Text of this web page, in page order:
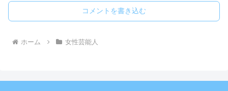
コメントを書き込む
ホーム 女性芸能人